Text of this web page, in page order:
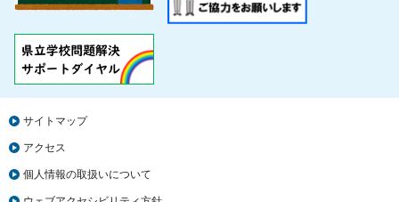
サイトマップ
アクセス
個人情報の取扱いについて